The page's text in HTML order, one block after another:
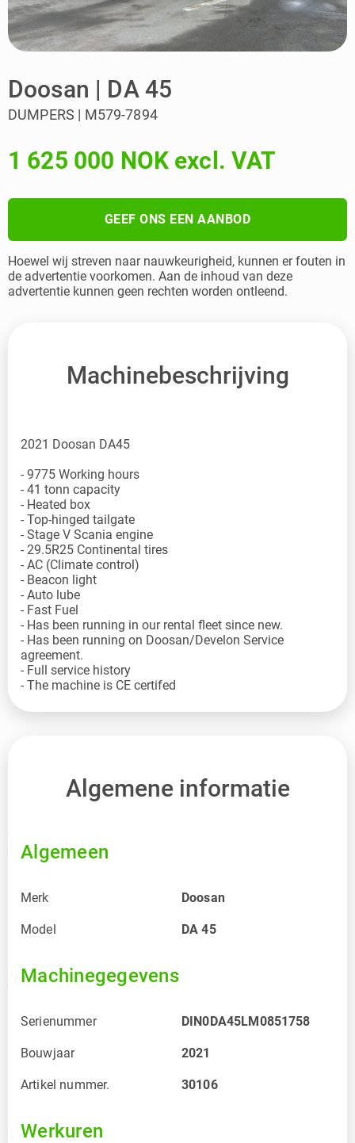
Doosan | DA 45
DUMPERS | M579-7894
1 625 000 NOK excl. VAT
GEEF ONS EEN AANBOD
Hoewel wij streven naar nauwkeurigheid, kunnen er fouten in
de advertentie voorkomen. Aan de inhoud van deze
advertentie kunnen geen rechten worden ontleend.
Machinebeschrijving
2021 Doosan DA45
- 9775 Working hours
- 41 tonn capacity
- Heated box
- Top-hinged tailgate
- Stage V Scania engine
- 29.5R25 Continental tires
- AC (Climate control)
- Beacon light
- Auto lube
- Fast Fuel
- Has been running in our rental fleet since new.
- Has been running on Doosan/Develon Service
agreement.
- Full service history
Algemene informatie
Algemeen
Merk Doosan
Model DA 45
Machinegegevens
Serienummer DIN0DA45LM0851758
Bouwjaar 2021
Artikel nummer. 30106
Werkuren